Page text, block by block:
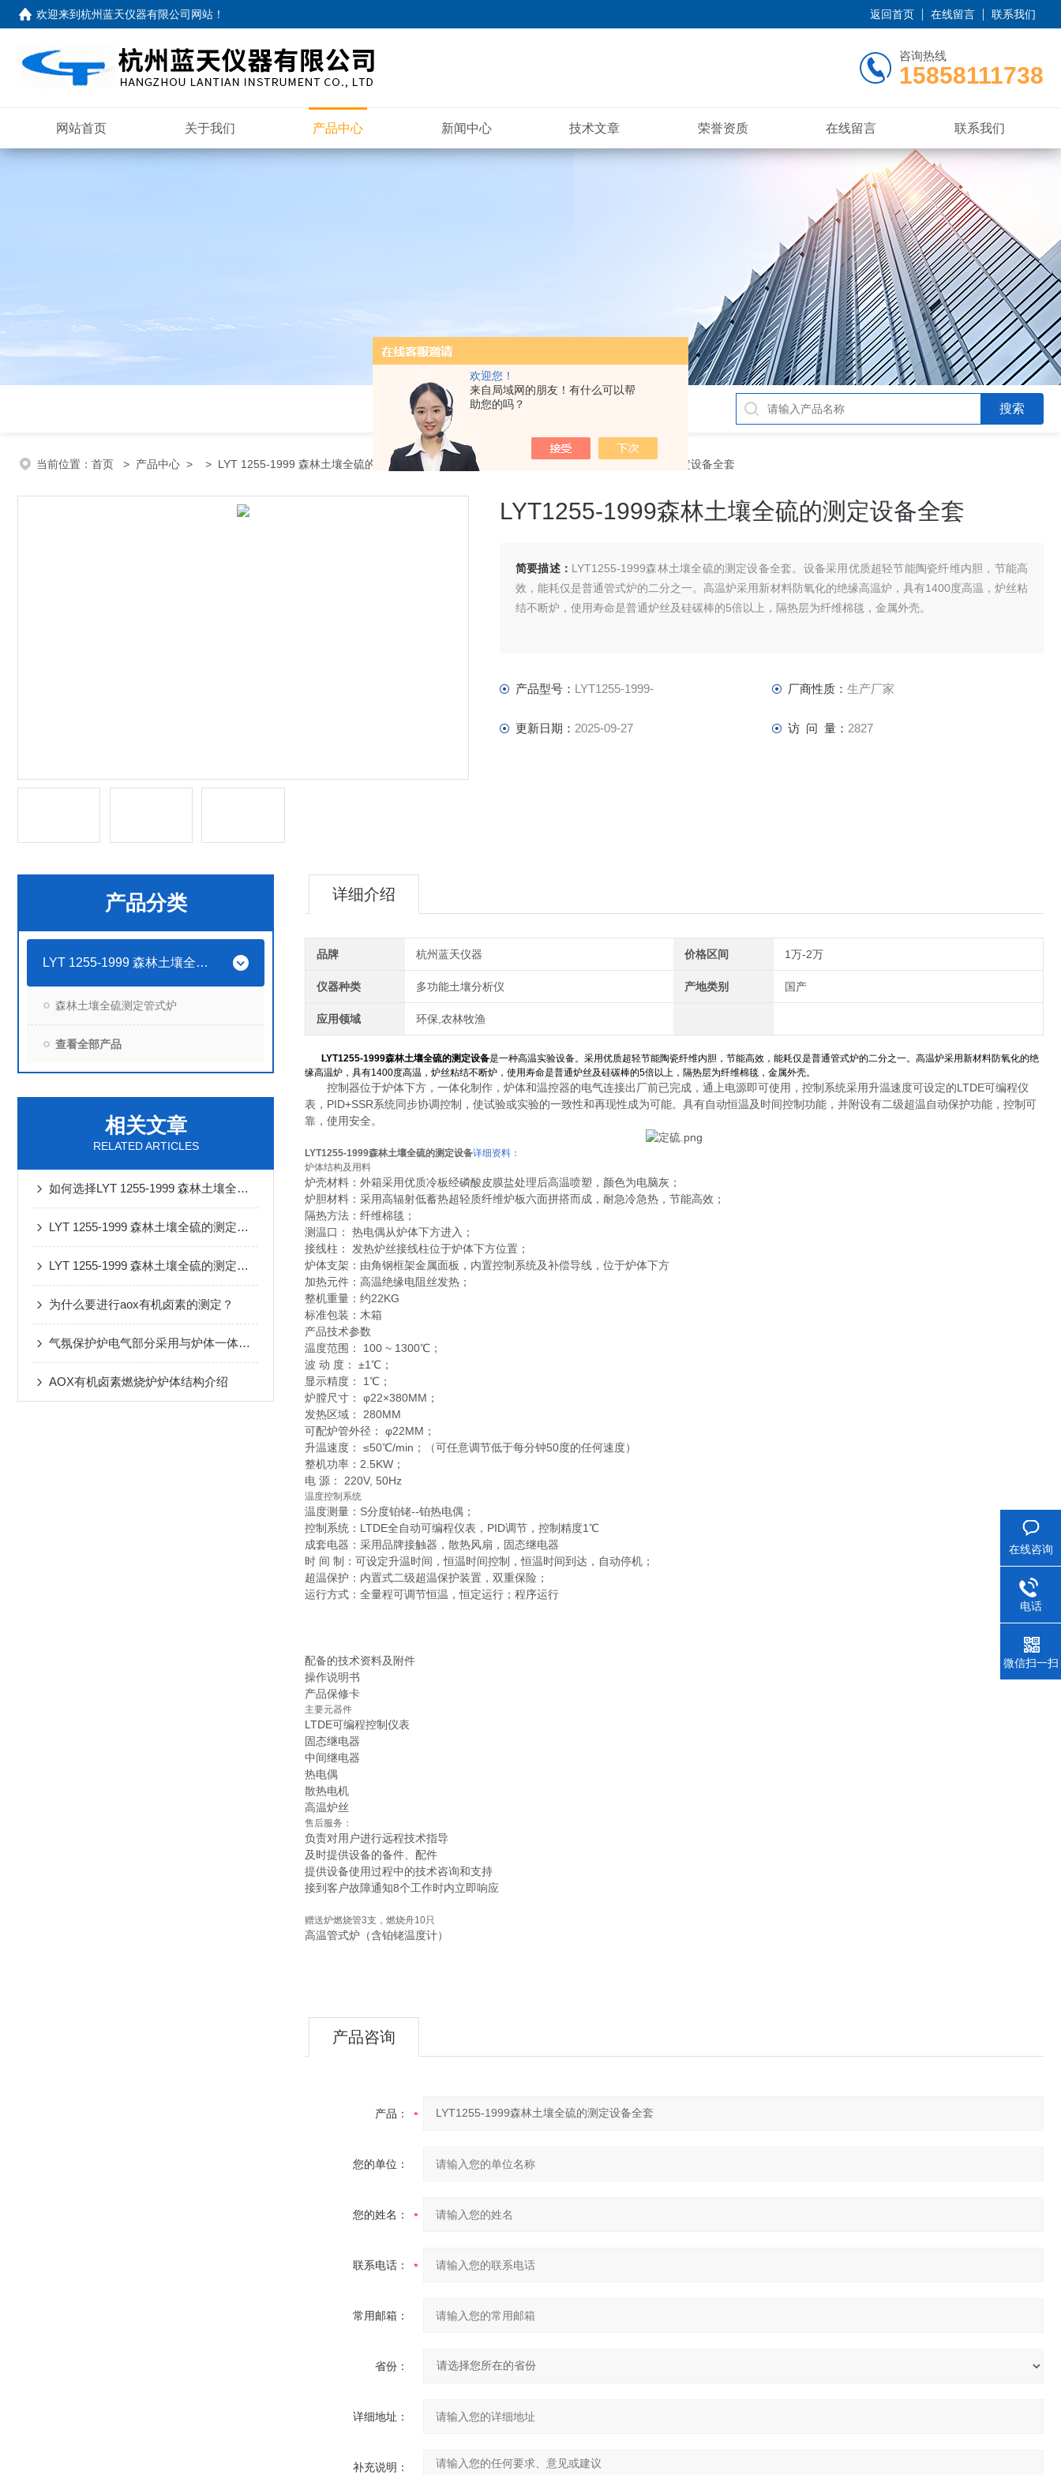
欢迎您！
来自局域网的朋友！有什么可以帮
助您的吗？
欢迎来到杭州蓝天仪器有限公司网站 ！ 返回首页 在线留言 联系我们
咨询热线
15858111738
网站首页 关于我们 产品中心 新闻中心 技术文章 荣誉资质 在线留言 联系我们
当前位置： 首页 > 产品中心 > > LYT 1255-1999 森林土壤全硫的测定设备 > LYT1255-1999-LYT1255-1999森林土壤全硫的测定设备全套
LYT1255-1999森林土壤全硫的测定设备全套
简要描述： LYT1255-1999森林土壤全硫的测定设备全套。设备采用优质超轻节能陶瓷纤维内胆，节能高
效，能耗仅是普通管式炉的二分之一。高温炉采用新材料防氧化的绝缘高温炉，具有1400度高温，炉丝粘
结不断炉，使用寿命是普通炉丝及硅碳棒的5倍以上，隔热层为纤维棉毯，金属外壳。
产品型号： LYT1255-1999- 厂商性质： 生产厂家
更新日期： 2025-09-27 访 问 量： 2827
产品分类
LYT 1255-1999 森林土壤全硫的测定设备
森林土壤全硫测定管式炉
查看全部产品
相关文章
RELATED ARTICLES
如何选择LYT 1255-1999 森林土壤全硫的测定设备
LYT 1255-1999 森林土壤全硫的测定设备的选择
LYT 1255-1999 森林土壤全硫的测定设备
为什么要进行aox有机卤素的测定？
气氛保护炉电气部分采用与炉体一体化结构
AOX有机卤素燃烧炉炉体结构介绍
详细介绍
品牌 杭州蓝天仪器 价格区间 1万-2万
仪器种类 多功能土壤分析仪 产地类别 国产
应用领域 环保,农林牧渔
LYT1255-1999森林土壤全硫的测定设备是一种高温实验设备。采用优质超轻节能陶瓷纤维内胆，节能高效，能耗仅是普通管式炉的二分之一。高温炉采用新材料防氧化的绝
缘高温炉，具有1400度高温，炉丝粘结不断炉，使用寿命是普通炉丝及硅碳棒的5倍以上，隔热层为纤维棉毯，金属外壳。
控制器位于炉体下方，一体化制作，炉体和温控器的电气连接出厂前已完成，通上电源即可使用，控制系统采用升温速度可设定的LTDE可编程仪
表，PID+SSR系统同步协调控制，使试验或实验的一致性和再现性成为可能。具有自动恒温及时间控制功能，并附设有二级超温自动保护功能，控制可
靠，使用安全。
LYT1255-1999森林土壤全硫的测定设备详细资料：
炉体结构及用料
炉壳材料：外箱采用优质冷板经磷酸皮膜盐处理后高温喷塑，颜色为电脑灰；
炉胆材料：采用高辐射低蓄热超轻质纤维炉板六面拼搭而成，耐急冷急热，节能高效；
隔热方法：纤维棉毯；
测温口： 热电偶从炉体下方进入；
接线柱： 发热炉丝接线柱位于炉体下方位置；
炉体支架：由角钢框架金属面板，内置控制系统及补偿导线，位于炉体下方
加热元件：高温绝缘电阻丝发热；
整机重量：约22KG
标准包装：木箱
产品技术参数
温度范围： 100 ~ 1300℃；
波 动 度： ±1℃；
显示精度： 1℃；
炉膛尺寸： φ22×380MM；
发热区域： 280MM
可配炉管外径： φ22MM；
升温速度： ≤50℃/min；（可任意调节低于每分钟50度的任何速度）
整机功率：2.5KW；
电 源： 220V, 50Hz
温度控制系统
温度测量：S分度铂铑--铂热电偶；
控制系统：LTDE全自动可编程仪表，PID调节，控制精度1℃
成套电器：采用品牌接触器，散热风扇，固态继电器
时 间 制：可设定升温时间，恒温时间控制，恒温时间到达，自动停机；
超温保护：内置式二级超温保护装置，双重保险；
运行方式：全量程可调节恒温，恒定运行；程序运行
配备的技术资料及附件
操作说明书
产品保修卡
主要元器件
LTDE可编程控制仪表
固态继电器
中间继电器
热电偶
散热电机
高温炉丝
售后服务：
负责对用户进行远程技术指导
及时提供设备的备件、配件
提供设备使用过程中的技术咨询和支持
接到客户故障通知8个工作时内立即响应
赠送炉燃烧管3支，燃烧舟10只
高温管式炉（含铂铑温度计）
产品咨询
产品：
您的单位：
您的姓名：
联系电话：
常用邮箱：
省份：
详细地址：
补充说明：
在线咨询
电话
微信扫一扫